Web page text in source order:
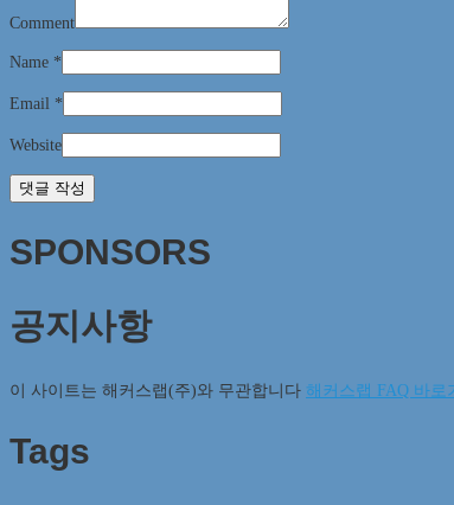
Comment
Name *
Email *
Website
SPONSORS
공지사항
이 사이트는 해커스랩(주)와 무관합니다 해커스랩 FAQ 바로
Tags